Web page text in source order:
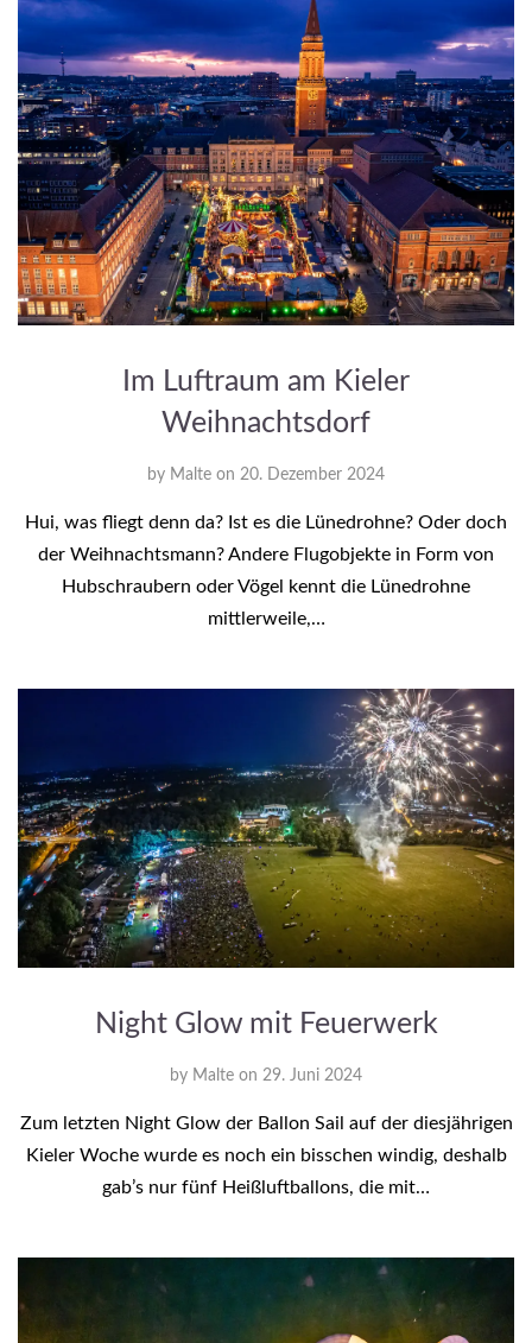
Im Luftraum am Kieler
Weihnachtsdorf
by Malte on 20. Dezember 2024
Hui, was fliegt denn da? Ist es die Lünedrohne? Oder doch
der Weihnachtsmann? Andere Flugobjekte in Form von
Hubschraubern oder Vögel kennt die Lünedrohne
mittlerweile,…
Night Glow mit Feuerwerk
by Malte on 29. Juni 2024
Zum letzten Night Glow der Ballon Sail auf der diesjährigen
Kieler Woche wurde es noch ein bisschen windig, deshalb
gab’s nur fünf Heißluftballons, die mit…